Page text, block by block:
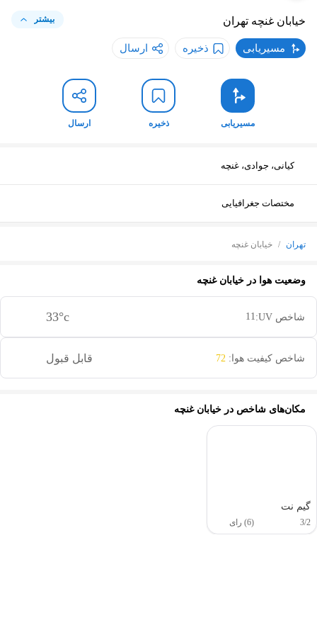
خیابان غنچه تهران بیشتر
مسیریابی ذخیره ارسال
مسیریابی ذخیره ارسال
کیانی، جوادی، غنچه
مختصات جغرافیایی
تهران / خیابان غنچه
وضعیت هوا در خیابان غنچه
33 شاخص UV: 11
قابل قبول شاخص کیفیت هوا: 72
مکان‌های شاخص در خیابان غنچه
گیم نت
3/2 (6) رای